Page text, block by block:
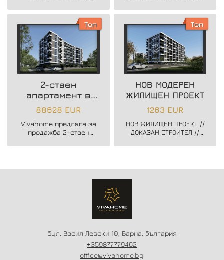
жилищна сграда в жк.
Владислав Варненчик.
бутикова сграда в кв.
Възраждане 3.
Топ
2-стаен
апартамент в
нова жилищна
сграда
88628 EUR
Vivahome предлага за
продажба 2-стаен
жилищна сграда в жк.
Топ
НОВ МОДЕРЕН
ЖИЛИЩЕН ПРОЕКТ
1263 EUR
НОВ ЖИЛИЩЕН ПРОЕКТ //
ДОКАЗАН СТРОИТЕЛ //
СТРОИТЕЛСТВО //
бул. Васил Левски 10, Варна, България
+359877779462
office@vivahome.bg